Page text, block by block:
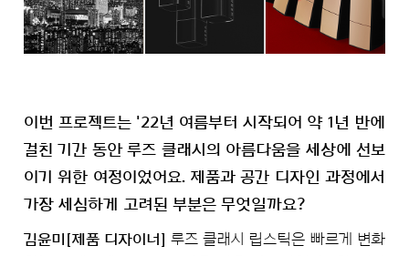
이번 프로젝트는 '22년 여름부터 시작되어 약 1년 반에
걸친 기간 동안 루즈 클래시의 아름다움을 세상에 선보
이기 위한 여정이었어요. 제품과 공간 디자인 과정에서
가장 세심하게 고려된 부분은 무엇일까요?
김윤미[제품 디자이너] 루즈 클래시 립스틱은 빠르게 변화